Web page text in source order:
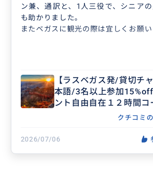
ン兼、通訳と、1人三役で、シニア
も助かりました。
またベガスに観光の際は宜しくお願い
【ラスベガス発/貸切チ
本語/3名以上参加
ント自由自在１２時間
ンドキャニオン・アン
クチコミ
2026/07/06